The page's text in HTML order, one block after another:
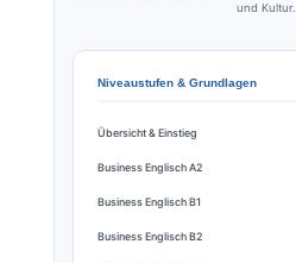
und Kultur.
Niveaustufen & Grundlagen
Übersicht & Einstieg
Business Englisch A2
Business Englisch B1
Business Englisch B2